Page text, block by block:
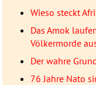
Wieso steckt
Das Amok
Völkermorde
Der wahre
76 Jahre Nato